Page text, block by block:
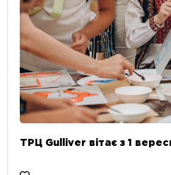
ТРЦ Gulliver вітає з 1